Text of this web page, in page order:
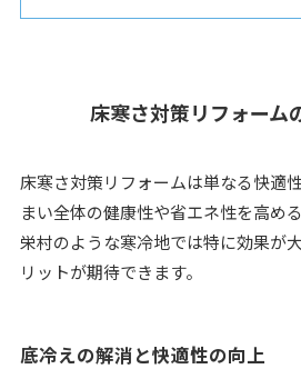
床寒さ対策リフォーム
床寒さ対策リフォームは単なる快適
まい全体の健康性や省エネ性を高め
栄村のような寒冷地では特に効果が
リットが期待できます。
底冷えの解消と快適性の向上